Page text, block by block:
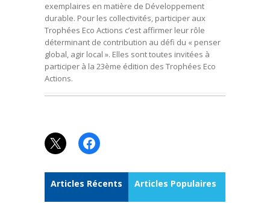
exemplaires en matière de Développement
durable. Pour les collectivités, participer aux
Trophées Eco Actions c’est affirmer leur rôle
déterminant de contribution au défi du « penser
global, agir local ». Elles sont toutes invitées à
participer à la 23ème édition des Trophées Eco
Actions.
X Facebook
Articles Récents Articles Populaires